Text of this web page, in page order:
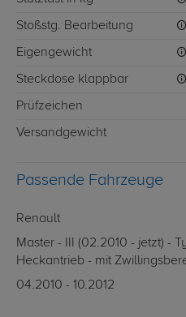
Stoßstg. Bearbeitung
Eigengewicht
Steckdose klappbar
Prüfzeichen
Versandgewicht
Passende Fahrzeuge
Renault
Master - III (02.2010 - jetzt) -
Heckantrieb - mit
04.2010 - 10.2012